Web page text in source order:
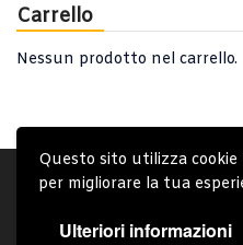
Questo sito utilizza
per migliorare la tua
Ulteriori informazioni
Carrello
Nessun prodotto nel carrello.
Account Condizioni
Copyright © 2019 - System